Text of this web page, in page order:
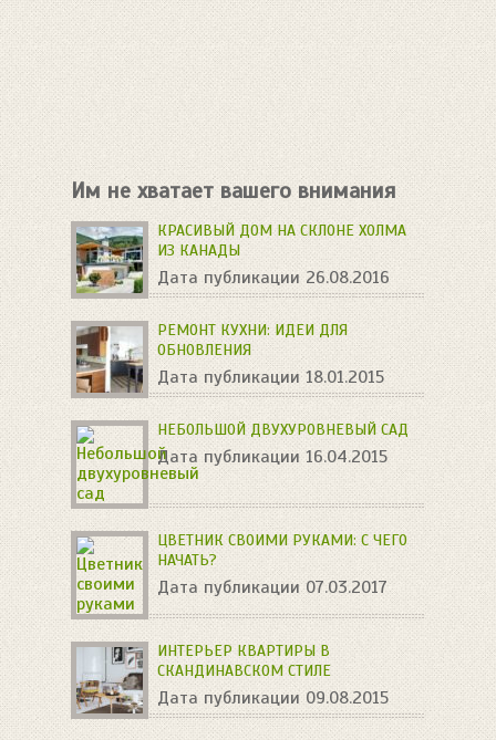
Им не хватает вашего внимания
КРАСИВЫЙ ДОМ НА СКЛОНЕ ХОЛМА
ИЗ КАНАДЫ
Дата публикации 26.08.2016
РЕМОНТ КУХНИ: ИДЕИ ДЛЯ
ОБНОВЛЕНИЯ
Дата публикации 18.01.2015
НЕБОЛЬШОЙ ДВУХУРОВНЕВЫЙ САД
Дата публикации 16.04.2015
ЦВЕТНИК СВОИМИ РУКАМИ: С ЧЕГО
НАЧАТЬ?
Дата публикации 07.03.2017
ИНТЕРЬЕР КВАРТИРЫ В
СКАНДИНАВСКОМ СТИЛЕ
Дата публикации 09.08.2015